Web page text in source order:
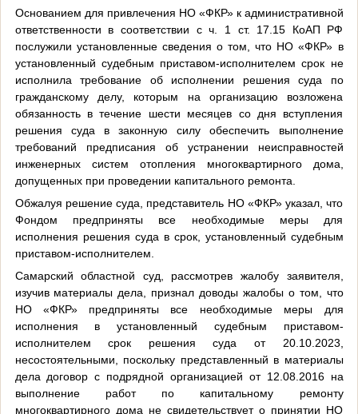
Основанием для привлечения НО «ФКР» к административной
ответственности в соответствии с ч. 1 ст. 17.15 КоАП РФ
послужили установленные сведения о том, что НО «ФКР» в
установленный судебным приставом-исполнителем срок не
исполнила требование об исполнении решения суда по
гражданскому делу, которым на организацию возложена
обязанность в течение шести месяцев со дня вступления
решения суда в законную силу обеспечить выполнение
требований предписания об устранении неисправностей
инженерных систем отопления многоквартирного дома,
допущенных при проведении капитального ремонта.
Обжалуя решение суда, представитель НО «ФКР» указал, что
Фондом предприняты все необходимые меры для
исполнения решения суда в срок, установленный судебным
приставом-исполнителем.
Самарский областной суд, рассмотрев жалобу заявителя,
изучив материалы дела, признал доводы жалобы о том, что
НО «ФКР» предприняты все необходимые меры для
исполнения в установленный судебным приставом-
исполнителем срок решения суда от 20.10.2023,
несостоятельными, поскольку представленный в материалы
дела договор с подрядной организацией от 12.08.2016 на
выполнение работ по капитальному ремонту
многоквартирного дома не свидетельствует о принятии НО